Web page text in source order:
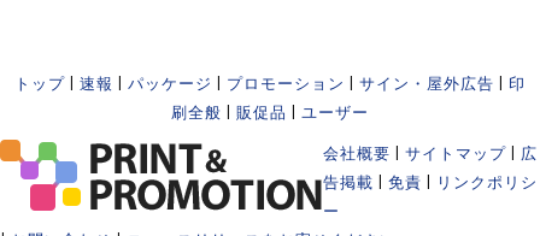
トップ 速報 パッケージ プロモーション サイン・屋外広告
印
刷全般
販促品 ユーザー
会社概要 サイトマップ
広
告掲載
免責
リンクポリシ
ー